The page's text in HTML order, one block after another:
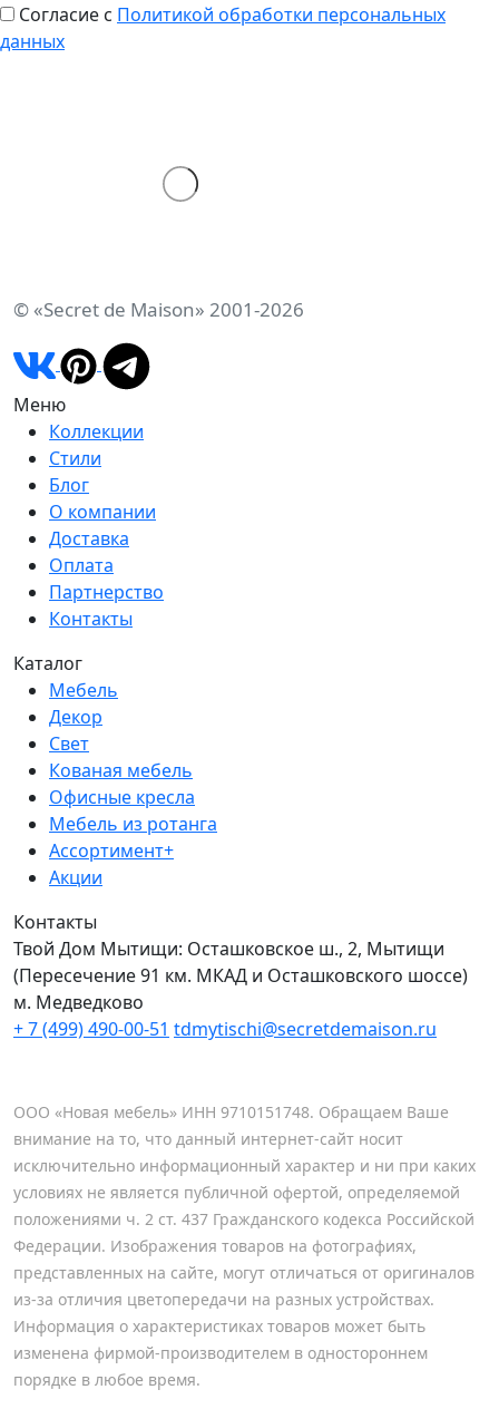
Согласие с Политикой обработки персональных
данных
© «Secret de Maison» 2001-2026
Меню
Коллекции
Стили
Блог
О компании
Доставка
Оплата
Партнерство
Контакты
Каталог
Мебель
Декор
Свет
Кованая мебель
Офисные кресла
Мебель из ротанга
Ассортимент+
Акции
Контакты
Твой Дом Мытищи: Осташковское ш., 2, Мытищи
(Пересечение 91 км. МКАД и Осташковского шоссе)
м. Медведково
+ 7 (499) 490-00-51 tdmytischi@secretdemaison.ru
ООО «Новая мебель» ИНН 9710151748. Обращаем Ваше
внимание на то, что данный интернет-сайт носит
исключительно информационный характер и ни при каких
условиях не является публичной офертой, определяемой
положениями ч. 2 ст. 437 Гражданского кодекса Российской
Федерации. Изображения товаров на фотографиях,
представленных на сайте, могут отличаться от оригиналов
из-за отличия цветопередачи на разных устройствах.
Информация о характеристиках товаров может быть
изменена фирмой-производителем в одностороннем
порядке в любое время.